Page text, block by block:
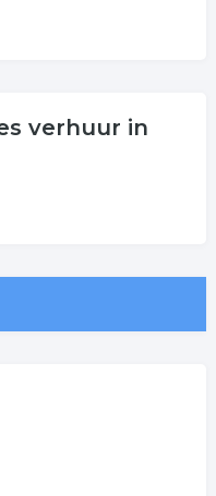
verhuur in